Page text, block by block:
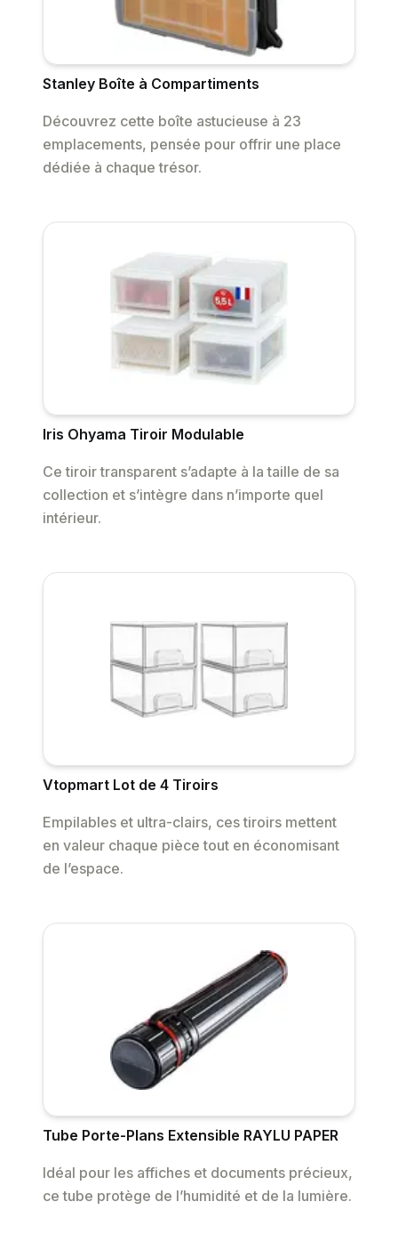
Stanley Boîte à Compartiments
Découvrez cette boîte astucieuse à 23
emplacements, pensée pour offrir une place
dédiée à chaque trésor.
Iris Ohyama Tiroir Modulable
Ce tiroir transparent s’adapte à la taille de sa
collection et s’intègre dans n’importe quel
intérieur.
Vtopmart Lot de 4 Tiroirs
Empilables et ultra-clairs, ces tiroirs mettent
en valeur chaque pièce tout en économisant
de l’espace.
Tube Porte-Plans Extensible RAYLU PAPER
Idéal pour les affiches et documents précieux,
ce tube protège de l’humidité et de la lumière.